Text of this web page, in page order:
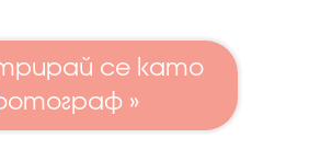
се като
»